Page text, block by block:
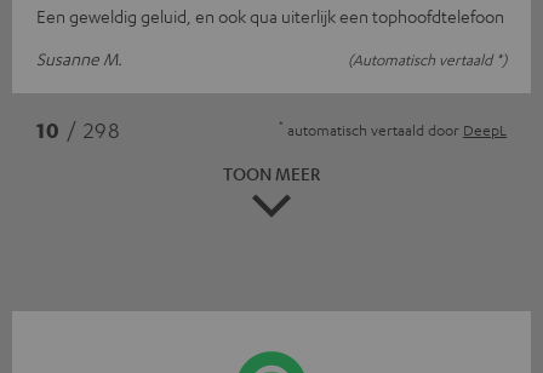
Een geweldig geluid, en ook qua uiterlijk een tophoofdtelefoon
Susanne M.
(Automatisch vertaald *)
10 / 298 * automatisch vertaald door DeepL
TOON MEER